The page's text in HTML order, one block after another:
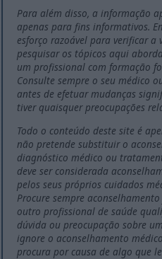
Para além disso, a informação
apenas para fins informativos.
esforço razoável para verificar a
pesquisar os tópicos aqui
um profissional com formação
Consulte sempre o seu médico
antes de efetuar mudanças
tiver quaisquer preocupações
Todo o conteúdo deste site é
não pretende substituir o
diagnóstico médico ou
deve ser considerada
pelos seus próprios cuidados
Procure sempre
outro profissional de saúde
dúvida ou preocupação sobre
ignore o aconselhamento
procura por causa de algo que